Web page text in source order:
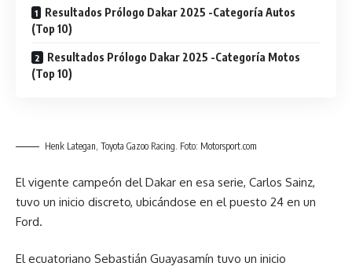
Resultados Prólogo Dakar 2025 -Categoría Autos
(Top 10)
Resultados Prólogo Dakar 2025 -Categoría Motos
(Top 10)
Henk Lategan, Toyota Gazoo Racing. Foto: Motorsport.com
El vigente campeón del Dakar en esa serie, Carlos Sainz,
tuvo un inicio discreto, ubicándose en el puesto 24 en un
Ford.
El ecuatoriano Sebastián Guayasamín tuvo un inicio